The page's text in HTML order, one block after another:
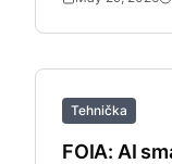
Tehnička
FOIA: AI